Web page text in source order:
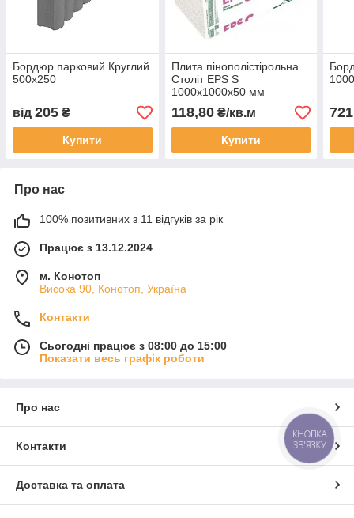
Бордюр парковий Круглий
500х250
від 205 ₴
Купити
Плита пінополістірольна
Століт EPS S
1000х1000х50 мм
118,80₴/кв.м
Купити
721
Про нас
100% позитивних з 11 відгуків за рік
Працює з 13.12.2024
м. Конотоп
Висока 90, Конотоп, Україна
Контакти
Сьогодні працює з 08:00 до 15:00
Показати весь графік роботи
Про нас
Контакти
Доставка та оплата
КНОПКА
ЗВ'ЯЗКУ